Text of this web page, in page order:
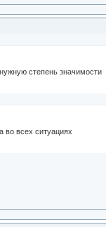
степень значимости
во всех ситуациях